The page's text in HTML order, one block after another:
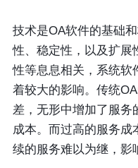
技术是OA软件的基础
性、稳定性，以及扩展
性等息息相关，系统软
着较大的影响。传统
差，无形中增加了服务
成本。而过高的服务成
续的服务难以为继，影